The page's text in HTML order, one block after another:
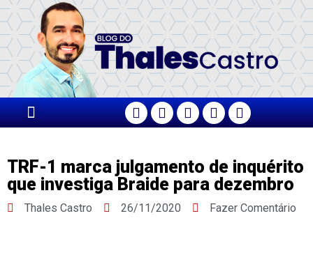
TRF-1 marca julgamento de inquérito
que investiga Braide para dezembro
Thales Castro 26/11/2020 Fazer Comentário